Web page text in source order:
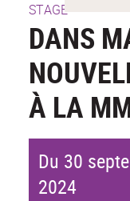
STAGE
DANS
À LA
Du 30
2024